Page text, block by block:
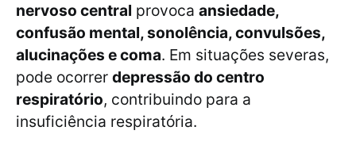
nervoso central provoca ansiedade,
confusão mental, sonolência, convulsões,
alucinações e coma. Em situações severas,
pode ocorrer depressão do centro
respiratório, contribuindo para a
insuficiência respiratória.